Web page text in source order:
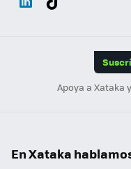
Apoya a Xataka
En Xataka